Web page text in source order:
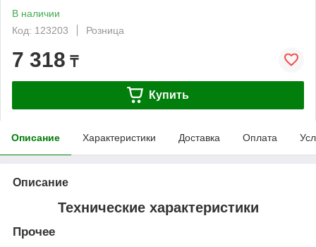
В наличии
Код: 123203
Розница
7 318 ₸
Купить
Описание Характеристики Доставка Оплата
Описание
Технические характеристики
Прочее